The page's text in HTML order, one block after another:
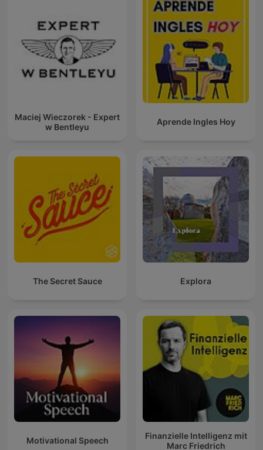
Maciej Wieczorek - Expert
w Bentleyu
Aprende Ingles Hoy
The Secret Sauce Explora
Motivational Speech
Finanzielle Intelligenz mit
Marc Friedrich